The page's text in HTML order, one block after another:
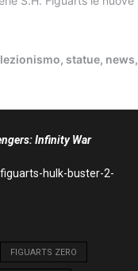
Infinity War
hulk-buster-2-
FIGUARTS ZERO